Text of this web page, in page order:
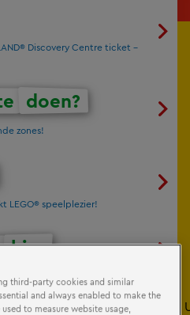
Discovery Centre ticket -
doen?
zones!
LEGO® speelplezier!
hier
7+ zones & een attractie rit
third-party cookies and similar
and always enabled to make the
to measure website usage,